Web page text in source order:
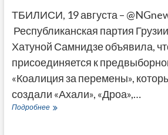
ТБИЛИСИ, 19 августа –
Республиканская партия
Хатуной Самнидзе объявила,
присоединяется к
«Коалиция за перемены»,
создали «Ахали», «Дроа»,…
ПодробнееРеспубликанская